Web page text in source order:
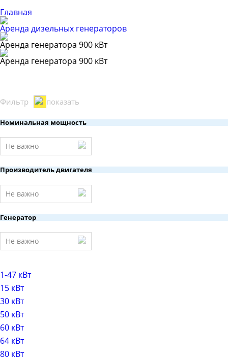
Главная
Аренда дизельных генераторов
Аренда генератора 900 кВт
Аренда генератора 900 кВт
Фильтр показать
Номинальная мощность
Не важно
Производитель двигателя
Не важно
Генератор
Не важно
1-47 кВт
15 кВт
30 кВт
50 кВт
60 кВт
64 кВт
80 кВт